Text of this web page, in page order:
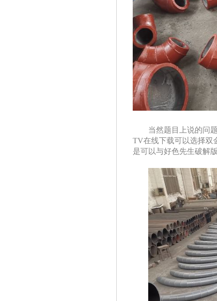
当然题目上说的问
TV在线下载可以选择双金
是可以与好色先生破解版